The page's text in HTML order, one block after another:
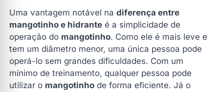
Uma vantagem notável na diferença entre
mangotinho e hidrante é a simplicidade de
operação do mangotinho. Como ele é mais leve e
tem um diâmetro menor, uma única pessoa pode
operá-lo sem grandes dificuldades. Com um
mínimo de treinamento, qualquer pessoa pode
utilizar o mangotinho de forma eficiente. Já o